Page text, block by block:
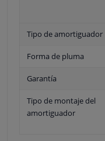
Tipo de amortiguador
Forma de pluma
Garantía
Tipo de montaje del
amortiguador